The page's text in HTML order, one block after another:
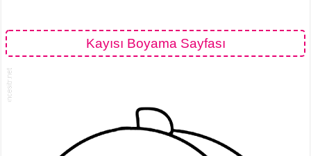
Kayısı Boyama Sayfası